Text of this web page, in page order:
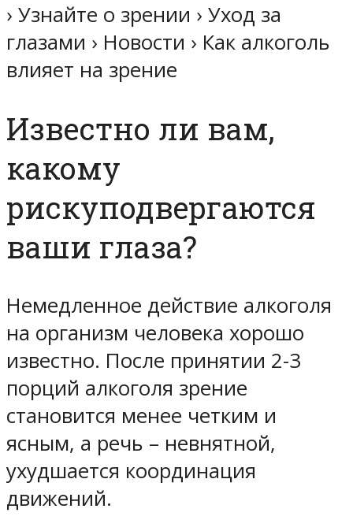
› Узнайте о зрении › Уход за
глазами › Новости › Как алкоголь
влияет на зрение
Известно ли вам,
какому
рискуподвергаются
ваши глаза?
Немедленное действие алкоголя
на организм человека хорошо
известно. После принятии 2-3
порций алкоголя зрение
становится менее четким и
ясным, а речь – невнятной,
ухудшается координация
движений.